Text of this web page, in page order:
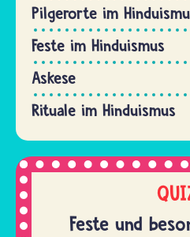
Pilgerorte im
Feste im Hinduismus
Askese
Rituale im Hinduismus
Feste und